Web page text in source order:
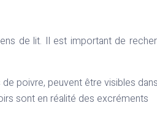
de lit. Il est important de
poivre, peuvent être visibles
sont en réalité des excréments